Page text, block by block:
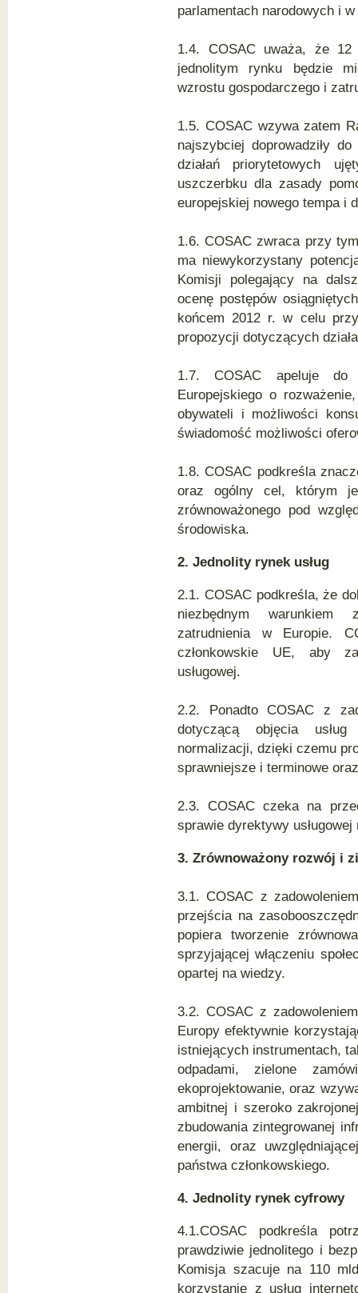
parlamentach narodowych i
1.4. COSAC uważa, że 12
jednolitym rynku będzie
wzrostu gospodarczego i
1.5. COSAC wzywa zatem
najszybciej doprowadziły
działań priorytetowych
uszczerbku dla zasady
europejskiej nowego tempa i
1.6. COSAC zwraca przy
ma niewykorzystany
Komisji polegający na
ocenę postępów
końcem 2012 r. w celu
propozycji dotyczących
1.7. COSAC apeluje do
Europejskiego o
obywateli i możliwości
świadomość możliwości
1.8. COSAC podkreśla
oraz ogólny cel, którym
zrównoważonego pod
środowiska.
2. Jednolity rynek usług
2.1. COSAC podkreśla, że
niezbędnym warunkiem
zatrudnienia w Europie.
członkowskie UE, aby
usługowej.
2.2. Ponadto COSAC z
dotyczącą objęcia usług
normalizacji, dzięki czemu
sprawniejsze i terminowe
2.3. COSAC czeka na
sprawie dyrektywy
3. Zrównoważony rozwój i
3.1. COSAC z
przejścia na
popiera tworzenie
sprzyjającej włączeniu
opartej na wiedzy.
3.2. COSAC z
Europy efektywnie
istniejących instrumentach,
odpadami, zielone
ekoprojektowanie, oraz
ambitnej i szeroko
zbudowania zintegrowanej
energii, oraz
państwa członkowskiego.
4. Jednolity rynek cyfrowy
4.1.COSAC podkreśla
prawdziwie jednolitego i
Komisja szacuje na 110
korzystanie z usług